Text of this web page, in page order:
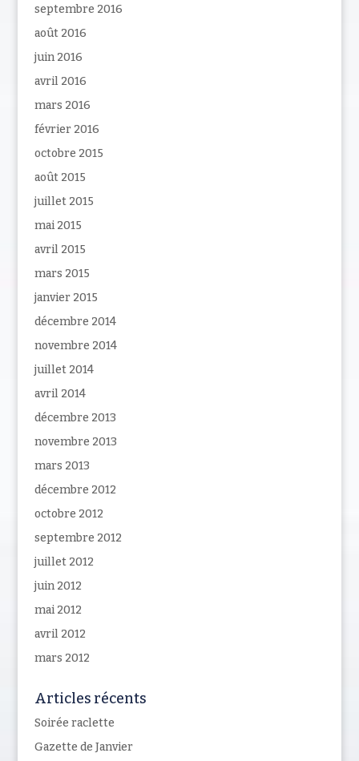
septembre 2016
août 2016
juin 2016
avril 2016
mars 2016
février 2016
octobre 2015
août 2015
juillet 2015
mai 2015
avril 2015
mars 2015
janvier 2015
décembre 2014
novembre 2014
juillet 2014
avril 2014
décembre 2013
novembre 2013
mars 2013
décembre 2012
octobre 2012
septembre 2012
juillet 2012
juin 2012
mai 2012
avril 2012
mars 2012
Articles récents
Soirée raclette
Gazette de Janvier